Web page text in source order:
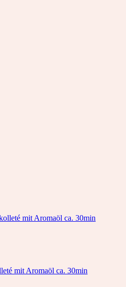
mit Aromaöl ca. 30min